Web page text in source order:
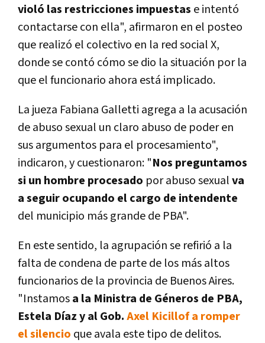
violó las restricciones impuestas e intentó
contactarse con ella", afirmaron en el posteo
que realizó el colectivo en la red social X,
donde se contó cómo se dio la situación por la
que el funcionario ahora está implicado.
La jueza Fabiana Galletti agrega a la acusación
de abuso sexual un claro abuso de poder en
sus argumentos para el procesamiento",
indicaron, y cuestionaron: "Nos preguntamos
si un hombre procesado por abuso sexualva
a seguir ocupando el cargo de intendente
del municipio más grande de PBA".
En este sentido, la agrupación se refirió a la
falta de condena de parte de los más altos
funcionarios de la provincia de Buenos Aires.
"Instamosa la Ministra de Géneros de PBA,
Estela Díaz y al Gob.Axel Kicillof a romper
el silencio que avala este tipo de delitos.